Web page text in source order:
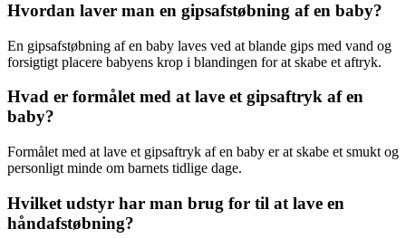
Hvordan laver man en gipsafstøbning af en baby?
En gipsafstøbning af en baby laves ved at blande gips med vand og
forsigtigt placere babyens krop i blandingen for at skabe et aftryk.
Hvad er formålet med at lave et gipsaftryk af en
baby?
Formålet med at lave et gipsaftryk af en baby er at skabe et smukt og
personligt minde om barnets tidlige dage.
Hvilket udstyr har man brug for til at lave en
håndafstøbning?